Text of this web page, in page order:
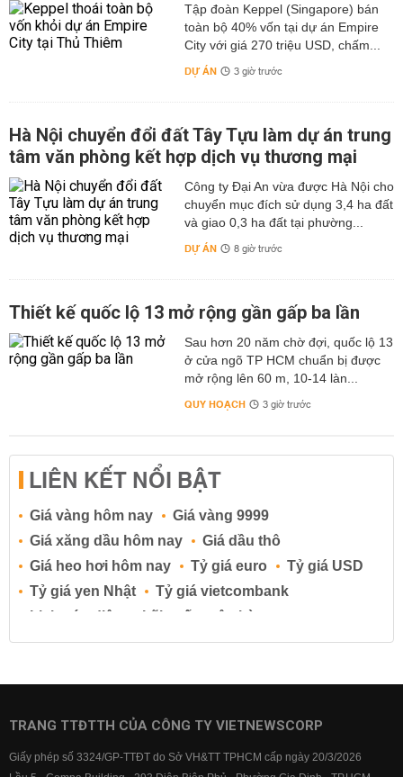
Tập đoàn Keppel (Singapore) bán
toàn bộ 40% vốn tại dự án Empire
City với giá 270 triệu USD, chấm...
DỰ ÁN 3 giờ trước
Hà Nội chuyển đổi đất Tây Tựu làm dự án trung
tâm văn phòng kết hợp dịch vụ thương mại
Công ty Đại An vừa được Hà Nội cho
chuyển mục đích sử dụng 3,4 ha đất
và giao 0,3 ha đất tại phường...
DỰ ÁN 8 giờ trước
Thiết kế quốc lộ 13 mở rộng gần gấp ba lần
Sau hơn 20 năm chờ đợi, quốc lộ 13
ở cửa ngõ TP HCM chuẩn bị được
mở rộng lên 60 m, 10-14 làn...
QUY HOẠCH 3 giờ trước
LIÊN KẾT NỔI BẬT
Giá vàng hôm nay
Giá vàng 9999
Giá xăng dầu hôm nay
Giá dầu thô
Giá heo hơi hôm nay
Tỷ giá euro
Tỷ giá USD
Tỷ giá yen Nhật
Tỷ giá vietcombank
Lịch cúp điện
Lãi suất ngân hàng
Lãi suất tiết kiệm
Lãi suất tiền gửi
Lãi suất ngân hàng BIDV
Lãi suất ngân hàng Vietcombank
TRANG TTĐTTH CỦA CÔNG TY VIETNEWSCORP
Giấy phép số 3324/GP-TTĐT do Sở VH&TT TPHCM cấp ngày 20/3/2026